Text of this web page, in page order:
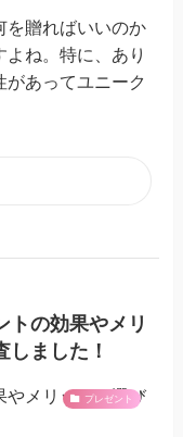
を贈ればいいのか
ね。特に、あり
あってユニーク
トの効果やメリ
しました！
プレゼント